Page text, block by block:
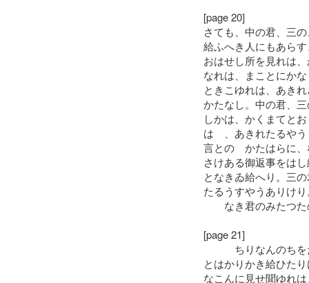
[page 20]
さても、中の君、三
給ふへき人にもあら
おはせし所を見れは
なれは、まことにか
ときこゆれは、あき
かたなし。中の君、
しかは、かくまてと
はゝ、あきれたるや
言とのゝかたはらに
さけある御返事をは
となきゐ給へり。三
たるうすやうありけ
なき君のみたつた
[page 21]
ちりなんのちを
とはかりかき給ひた
なこんに見せ聞ゆれ